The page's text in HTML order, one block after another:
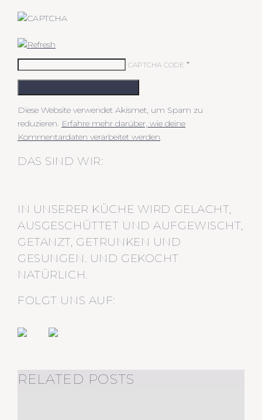
CAPTCHA CODE *
Diese Website verwendet Akismet, um Spam zu
reduzieren. Erfahre mehr darüber, wie deine
Kommentardaten verarbeitet werden.
DAS SIND WIR:
IN UNSERER KÜCHE WIRD GELACHT,
AUSGESCHÜTTET UND AUFGEWISCHT,
GETANZT, GETRUNKEN UND
GESUNGEN. UND GEKOCHT
NATÜRLICH.
FOLGT UNS AUF:
RELATED POSTS